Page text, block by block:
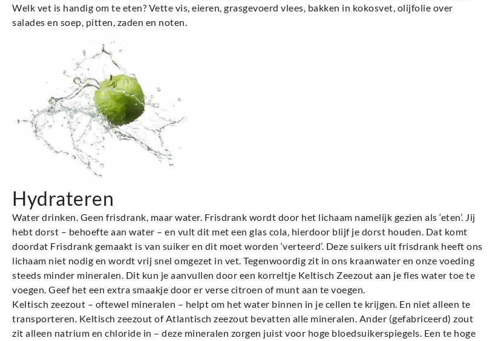
Welk vet is handig om te eten? Vette vis, eieren, grasgevoerd vlees, bakken in kokosvet, olijfolie over
salades en soep, pitten, zaden en noten.
Hydrateren
Water drinken. Geen frisdrank, maar water. Frisdrank wordt door het lichaam namelijk gezien als ‘eten’. Jij
hebt dorst – behoefte aan water – en vult dit met een glas cola, hierdoor blijf je dorst houden. Dat komt
doordat Frisdrank gemaakt is van suiker en dit moet worden ‘verteerd’. Deze suikers uit frisdrank heeft ons
lichaam niet nodig en wordt vrij snel omgezet in vet. Tegenwoordig zit in ons kraanwater en onze voeding
steeds minder mineralen. Dit kun je aanvullen door een korreltje Keltisch Zeezout aan je fles water toe te
voegen. Geef het een extra smaakje door er verse citroen of munt aan te voegen.
Keltisch zeezout – oftewel mineralen – helpt om het water binnen in je cellen te krijgen. En niet alleen te
transporteren. Keltisch zeezout of Atlantisch zeezout bevatten alle mineralen. Ander (gefabriceerd) zout
zit alleen natrium en chloride in – deze mineralen zorgen juist voor hoge bloedsuikerspiegels. Een te hoge